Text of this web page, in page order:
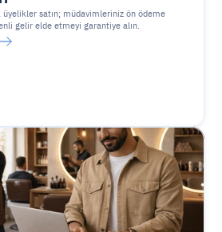
satın; müdavimleriniz ön ödeme
gelir elde etmeyi garantiye alın.